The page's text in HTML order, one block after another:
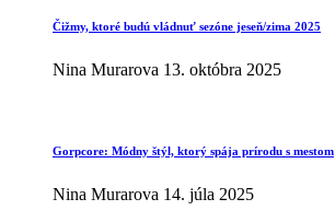
Čižmy, ktoré budú vládnuť sezóne jeseň/zima 2025
Nina Murarova 13. októbra 2025
Gorpcore: Módny štýl, ktorý spája prírodu s mestom
Nina Murarova 14. júla 2025